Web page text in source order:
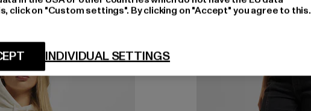
click on "Custom settings". By clicking on "Accept" you agree to this.
INDIVIDUAL SETTINGS